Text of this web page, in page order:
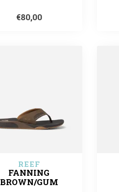
€80,00
REEF
FANNING
BROWN/GUM